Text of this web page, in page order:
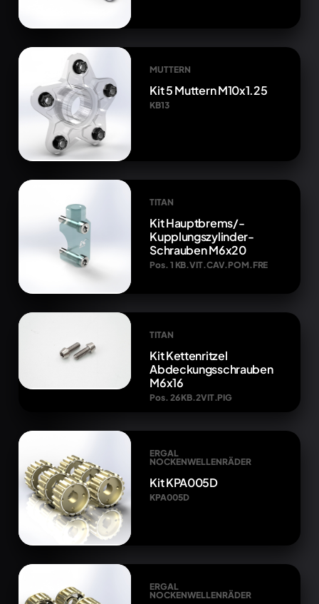
MUTTERN
Kit 5 Muttern M10x1.25
KB13
TITAN
Kit Hauptbrems/-
Kupplungszylinder-
Schrauben M6x20
Pos. 1 KB.VIT.CAV.POM.FRE
TITAN
Kit Kettenritzel
Abdeckungsschrauben
M6x16
Pos. 26 KB.2VIT.PIG
ERGAL
NOCKENWELLENRÄDER
Kit KPA005D
KPA005D
ERGAL
NOCKENWELLENRÄDER